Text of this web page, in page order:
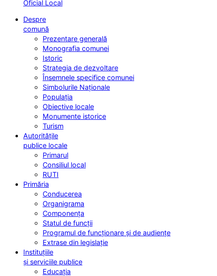
Oficial Local
Despre
comună
Prezentare generală
Monografia comunei
Istoric
Strategia de dezvoltare
Însemnele specifice comunei
Simbolurile Naționale
Populația
Obiective locale
Monumente istorice
Turism
Autoritățile
publice locale
Primarul
Consiliul local
RUTI
Primăria
Conducerea
Organigrama
Componența
Statul de funcții
Programul de funcționare și de audiențe
Extrase din legislație
Instituțiile
și serviciile publice
Educația